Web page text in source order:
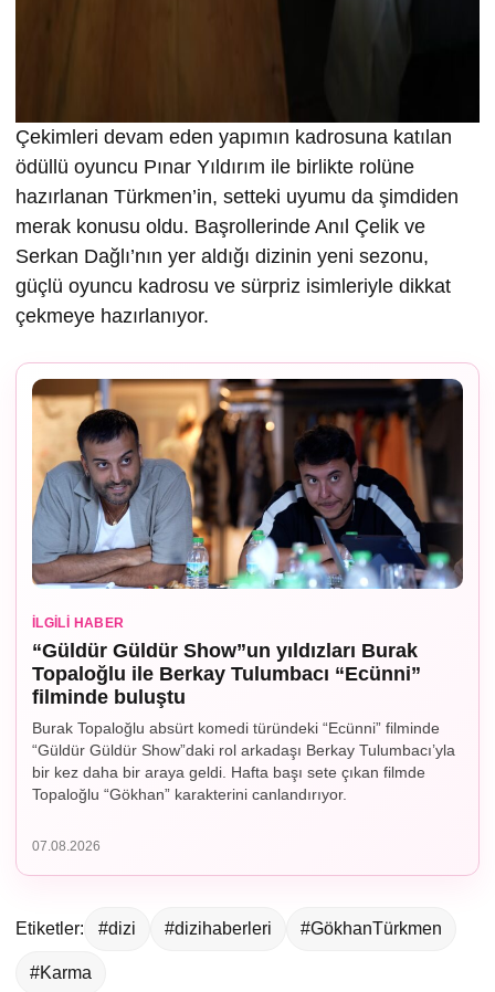
Çekimleri devam eden yapımın kadrosuna katılan
ödüllü oyuncu Pınar Yıldırım ile birlikte rolüne
hazırlanan Türkmen’in, setteki uyumu da şimdiden
merak konusu oldu. Başrollerinde Anıl Çelik ve
Serkan Dağlı’nın yer aldığı dizinin yeni sezonu,
güçlü oyuncu kadrosu ve sürpriz isimleriyle dikkat
çekmeye hazırlanıyor.
İLGILI HABER
“Güldür Güldür Show”un yıldızları Burak
Topaloğlu ile Berkay Tulumbacı “Ecünni”
filminde buluştu
Burak Topaloğlu absürt komedi türündeki “Ecünni” filminde
“Güldür Güldür Show”daki rol arkadaşı Berkay Tulumbacı’yla
bir kez daha bir araya geldi. Hafta başı sete çıkan filmde
Topaloğlu “Gökhan” karakterini canlandırıyor.
07.08.2026
Etiketler: #dizi #dizihaberleri #GökhanTürkmen
#Karma